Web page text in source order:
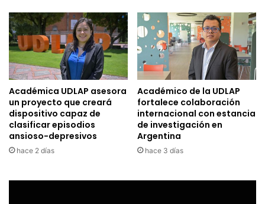
Académica UDLAP asesora
un proyecto que creará
dispositivo capaz de
clasificar episodios
ansioso-depresivos
hace 2 días
Académico de la UDLAP
fortalece colaboración
internacional con estancia
de investigación en
Argentina
hace 3 días